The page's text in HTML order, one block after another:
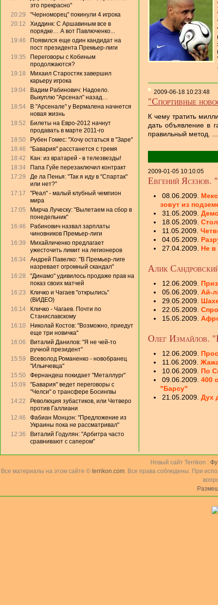
это прекрасно"
20:29
"Черноморец" покинули 4 игрока
20:12
Хиддинк: С Аршавиным все в
порядке… А вот Павлюченко...
19:46
Появился еще один кандидат на
пост президента Премьер-лиги
19:35
Переговоры с Кобиным
продолжаются?
19:18
Михаил Старостяк завершил
карьеру игрока
19:04
Вадим Рабинович: Надоело.
Выкуплю "Арсенал" назад…
18:54
В "Арсенале" у Вермалена начнется
новая жизнь
18:52
Билеты на Евро-2012 начнут
продавать в марте 2011-го
18:50
Рубен Гомес: "Хочу остаться в "Заре"
18:46
"Бавария" расстанется с тремя
18:42
Кан: из вратарей - в телезвезды!
18:34
Папа Гуйе перезаключил контракт
17:29
Де ла Пенья: "Так я иду в "Спартак"
или нет?"
17:17
"Реал" - малый клубный чемпион
мира
17:05
Мирча Луческу: "Вылетаем на сбор в
понедельник"
16:46
Рабинович назвал зарплаты
чиновников Премьер-лиги
16:39
Михайличенко предлагает
ужесточить лимит на легионеров
16:34
Андрей Павелко: "В Премьер-лиге
назревает огромный скандал"
16:28
"Динамо" удивилось продаже прав на
показ своих матчей
16:23
Кличко и Чагаев "открылись"
(ВИДЕО)
16:14
Кличко - Чагаев. Почти по
Станиславскому
16:10
Николай Костов: "Возможно, приедут
еще три новичка"
16:06
Виталий Данилов: "Я не чей-то
ручной президент"
15:59
Всеволод Романенко - новобранец
"Ильичевца"
15:50
Фернандеш покидает "Металлург"
15:09
"Бавария" ведет переговоры с
"Челси" о трансфере Босингвы
14:22
Революция зубастиков, или Четверо
против Галлиани
12:46
Фабиан Монцон: "Предложение из
Украины пока не рассматривал"
12:36
Виталий Годулян: "Арбитра часто
сравнивают с сапером"
2009-06-18 10:23:48
"Спортивные
К чему тратить
дать объявление в
правильный метод.
2009-01-05 10:10:05
Евгений Ясенов.
08.06.2009.
зовут из
31.05.2009.
18.05.2009.
11.05.2009.
04.05.2009.
27.04.2009. Не в
Алик
12.06.2009.
05.06.2009. Ай-
29.05.2009.
22.05.2009.
15.05.2009.
Олег Измайлов.
12.06.2009.
11.06.2009.
10.06.2009. По
09.06.2009. 400
"Барсу"
21.05.2009. Дух
Новый сайт Terrikon :
Все материалы на этом сайте © terrikon.com. Все права соблюдены. При